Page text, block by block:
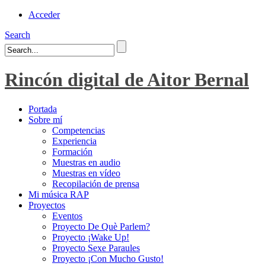
Acceder
Search
Rincón digital de Aitor Bernal
Portada
Sobre mí
Competencias
Experiencia
Formación
Muestras en audio
Muestras en vídeo
Recopilación de prensa
Mi música RAP
Proyectos
Eventos
Proyecto De Què Parlem?
Proyecto ¡Wake Up!
Proyecto Sexe Paraules
Proyecto ¡Con Mucho Gusto!